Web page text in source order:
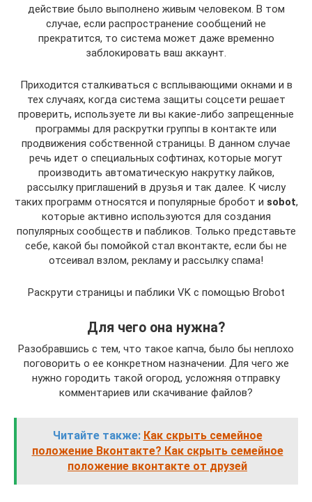
действие было выполнено живым человеком. В том
случае, если распространение сообщений не
прекратится, то система может даже временно
заблокировать ваш аккаунт.
Приходится сталкиваться с всплывающими окнами и в
тех случаях, когда система защиты соцсети решает
проверить, используете ли вы какие-либо запрещенные
программы для раскрутки группы в контакте или
продвижения собственной страницы. В данном случае
речь идет о специальных софтинах, которые могут
производить автоматическую накрутку лайков,
рассылку приглашений в друзья и так далее. К числу
таких программ относятся и популярные бробот и sobot,
которые активно используются для создания
популярных сообществ и пабликов. Только представьте
себе, какой бы помойкой стал вконтакте, если бы не
отсеивал взлом, рекламу и рассылку спама!
Раскрути страницы и паблики VK с помощью Brobot
Для чего она нужна?
Разобравшись с тем, что такое капча, было бы неплохо
поговорить о ее конкретном назначении. Для чего же
нужно городить такой огород, усложняя отправку
комментариев или скачивание файлов?
Читайте также: Как скрыть семейное
положение Вконтакте? Как скрыть семейное
положение вконтакте от друзей